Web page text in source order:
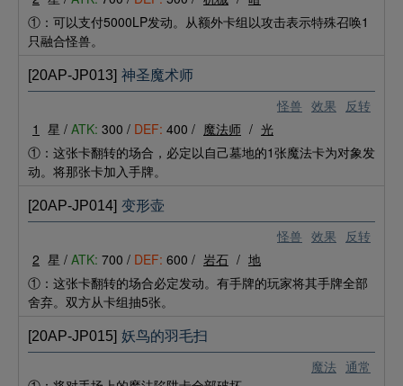
①：可以支付5000LP发动。从额外卡组以攻击表示特殊召唤1
只融合怪兽。
怪兽 效果 反转
[20AP-JP013] 神圣魔术师
1 星 / ATK: 300 / DEF: 400 / 魔法师 / 光
①：这张卡翻转的场合，必定以自己墓地的1张魔法卡为对象发
动。将那张卡加入手牌。
怪兽 效果 反转
[20AP-JP014] 变形壶
2 星 / ATK: 700 / DEF: 600 / 岩石 / 地
①：这张卡翻转的场合必定发动。有手牌的玩家将其手牌全部
舍弃。双方从卡组抽5张。
魔法 通常
[20AP-JP015] 妖鸟的羽毛扫